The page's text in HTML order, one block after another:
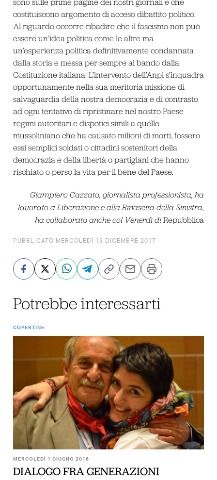
sono sulle prime pagine dei nostri giornali e che
costituiscono argomento di acceso dibattito politico.
Al riguardo occorre ribadire che il fascismo non può
essere un’idea politica come le altre ma
un’esperienza politica definitivamente condannata
dalla storia e messa per sempre al bando dalla
Costituzione italiana. L’intervento dell’Anpi s’inquadra
opportunamente nella sua meritoria missione di
salvaguardia della nostra democrazia e di contrasto
ad ogni tentativo di ripristinare nel nostro Paese
regimi autoritari e dispotici simili a quello
mussoliniano che ha causato milioni di morti, fossero
essi semplici soldati o cittadini sostenitori della
democrazia e della libertà o partigiani che hanno
rischiato o perso la vita per il bene del Paese.
Giampiero Cazzato, giornalista professionista, ha
lavorato a Liberazione e alla Rinascita della Sinistra,
ha collaborato anche col Venerdì diRepubblica
PUBBLICATO MERCOLEDÌ 13 DICEMBRE 2017
Potrebbe interessarti
COPERTINE
MERCOLEDÌ 1 GIUGNO 2016
DIALOGO FRA GENERAZIONI